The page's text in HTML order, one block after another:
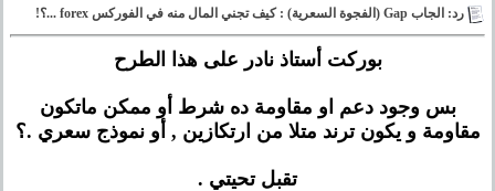
رد: الجاب Gap (الفجوة السعرية) : كيف تجني المال منه في الفوركس forex ...؟!
بوركت أستاذ نادر على هذا الطرح
بس وجود دعم او مقاومة ده شرط أو ممكن ماتكون
مقاومة و يكون ترند متلا من ارتكازين , أو نموذج سعري .؟
تقبل تحيتي .